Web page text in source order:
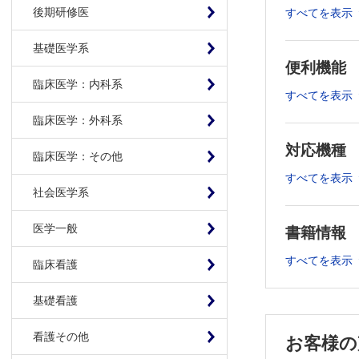
後期研修医
基礎医学系
臨床医学：内科系
臨床医学：外科系
臨床医学：その他
社会医学系
医学一般
臨床看護
基礎看護
看護その他
1.4 コンパ
1.7 母集団
1.8 モデル
1.11 予測
1.12 予測
2.1 はじめ
2.2 薬物の
2.6 覚醒と
すべてを表示
便利機能
すべてを表示
対応機種
すべてを表示
書籍情報
すべてを表示
お客様